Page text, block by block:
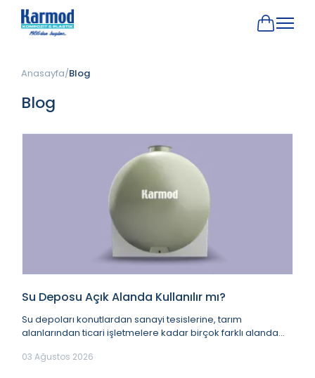
Anasayfa Blog
Blog
Su Deposu Açık Alanda Kullanılır mı?
Su depoları konutlardan sanayi tesislerine, tarım
alanlarından ticari işletmelere kadar birçok farklı alanda
03 Ağustos 2026